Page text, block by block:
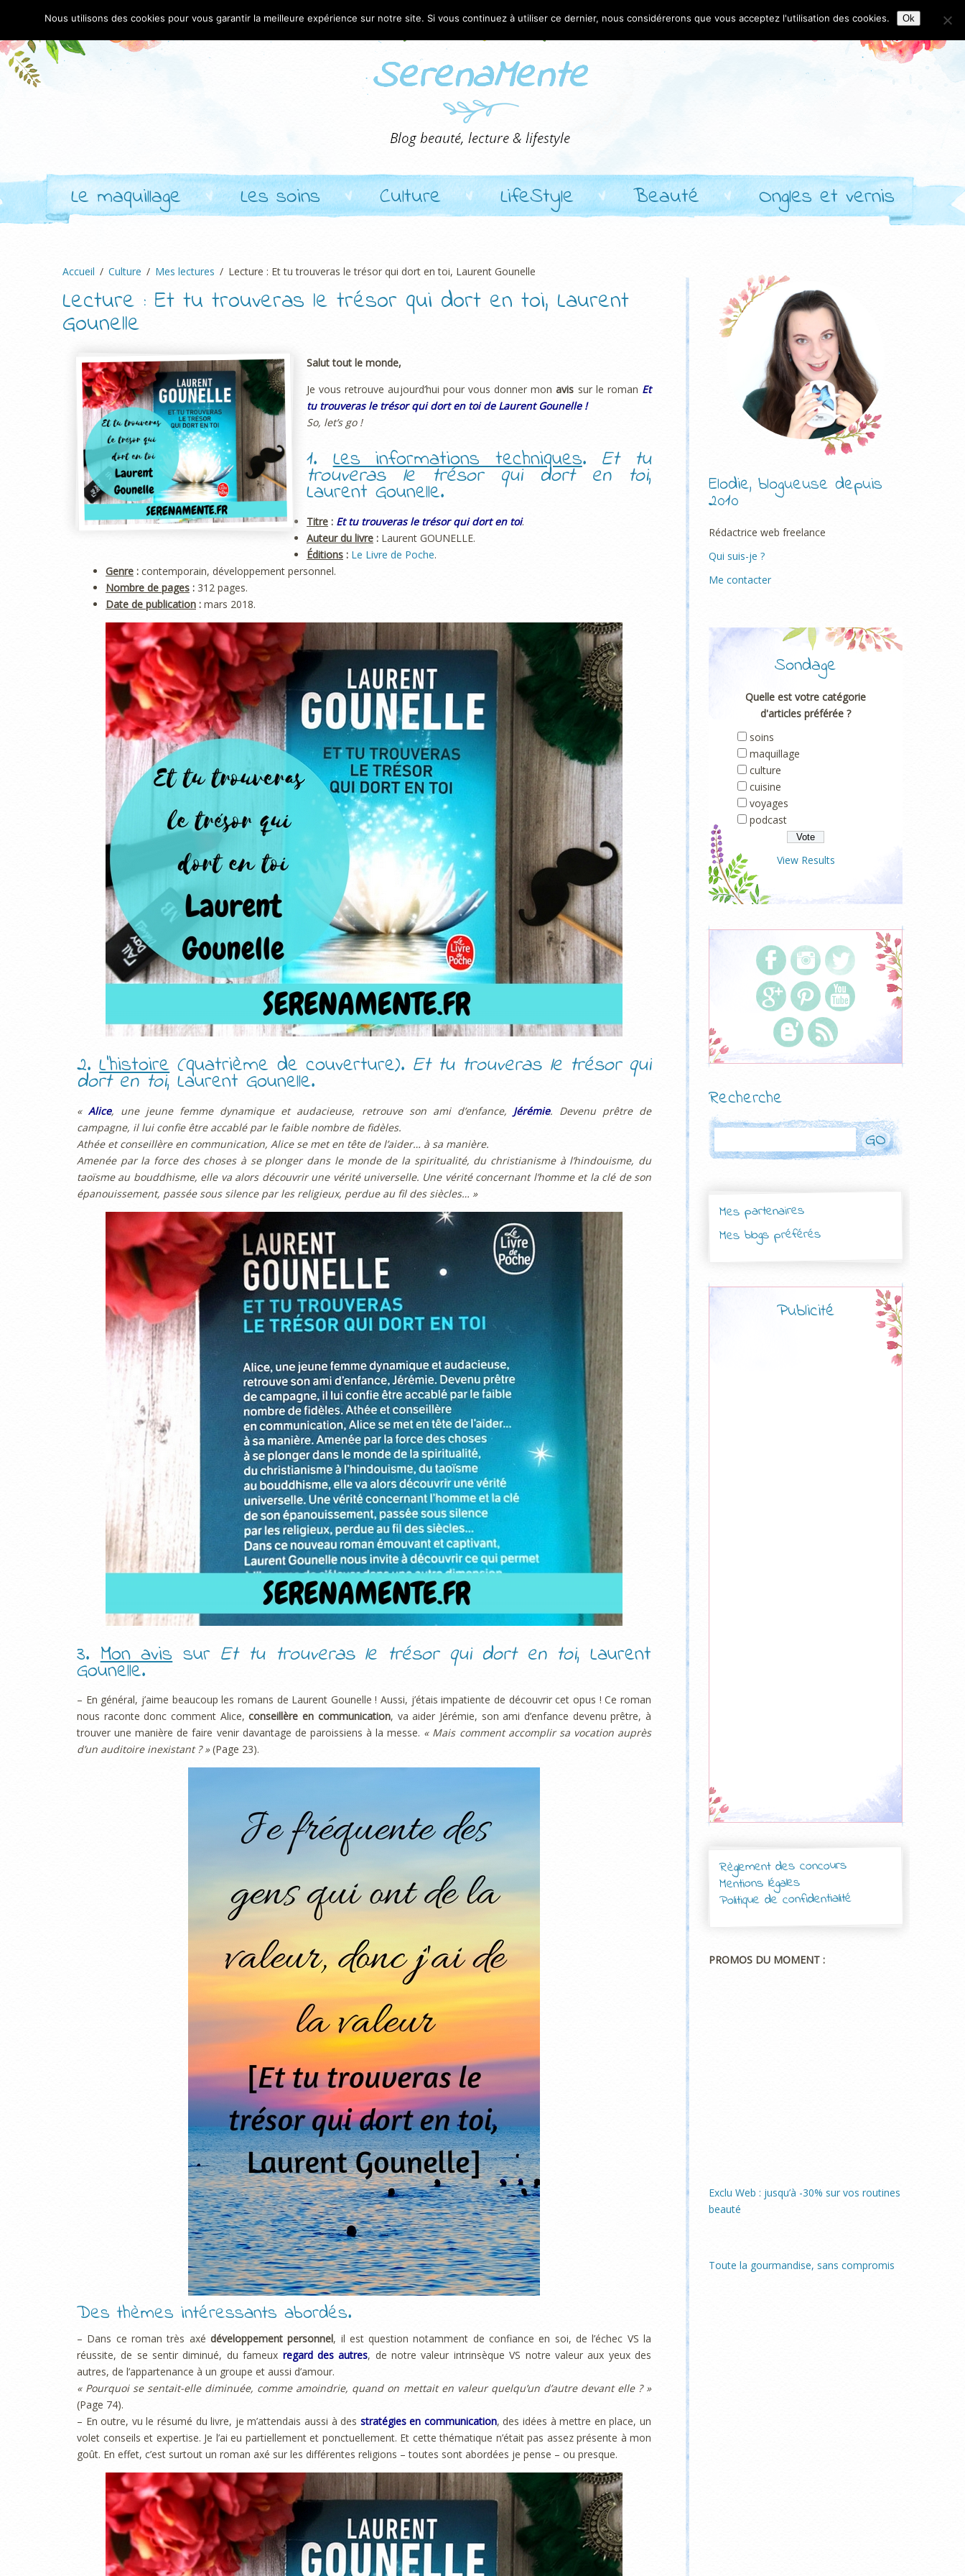
Le maquillage Les soins Culture LifeStyle Beauté Ongles et vernis
Accueil Culture Mes lectures Lecture : Et tu trouveras le trésor qui dort en toi, Laurent Gounelle
Lecture : Et tu trouveras le trésor qui dort en toi, Laurent
Gounelle
Salut tout le monde,
Je vous retrouve aujourd’hui pour vous donner mon avis sur le roman Et
tu trouveras le trésor qui dort en toi de Laurent Gounelle !
So, let’s go !
1.Les informations techniques. Et tu
trouveras le trésor qui dort en toi,
Laurent Gounelle.
Titre : Et tu trouveras le trésor qui dort en toi.
Auteur du livre : Laurent GOUNELLE.
Éditions : Le Livre de Poche.
Genre : contemporain, développement personnel.
Nombre de pages : 312 pages.
Date de publication : mars 2018.
2.L’histoire(quatrième de couverture). Et tu trouveras le trésor qui
dort en toi, Laurent Gounelle.
«Alice, une jeune femme dynamique et audacieuse, retrouve son ami d’enfance, Jérémie. Devenu prêtre de
campagne, il lui confie être accablé par le faible nombre de fidèles.
Athée et conseillère en communication, Alice se met en tête de l’aider… à sa manière.
Amenée par la force des choses à se plonger dans le monde de la spiritualité, du christianisme à l’hindouisme, du
taoïsme au bouddhisme, elle va alors découvrir une vérité universelle. Une vérité concernant l’homme et la clé de son
épanouissement, passée sous silence par les religieux, perdue au fil des siècles… »
3.Mon avissur Et tu trouveras le trésor qui dort en toi, Laurent
Gounelle.
– En général, j’aime beaucoup les romans de Laurent Gounelle ! Aussi, j’étais impatiente de découvrir cet opus ! Ce roman
nous raconte donc comment Alice,conseillère en communication, va aider Jérémie, son ami d’enfance devenu prêtre, à
trouver une manière de faire venir davantage de paroissiens à la messe. « Mais comment accomplir sa vocation auprès
d’un auditoire inexistant ? »(Page 23).
Des thèmes intéressants abordés.
– Dans ce roman très axé développement personnel, il est question notamment de confiance en soi, de l’échec VS la
réussite, de se sentir diminué, du fameux regard des autres, de notre valeur intrinsèque VS notre valeur aux yeux des
autres, de l’appartenance à un groupe et aussi d’amour.
« Pourquoi se sentait-elle diminuée, comme amoindrie, quand on mettait en valeur quelqu’un d’autre devant elle ? »
(Page 74).
– En outre, vu le résumé du livre, je m’attendais aussi à des stratégies en communication, des idées à mettre en place, un
volet conseils et expertise. Je l’ai eu partiellement et ponctuellement. Et cette thématique n’était pas assez présente à mon
goût. En effet, c’est surtout un roman axé sur les différentes religions – toutes sont abordées je pense – ou presque.
Elodie, blogueuse depuis
2010
Rédactrice web freelance
Qui suis-je ?
Me contacter
Sondage
Quelle est votre catégorie
d'articles préférée ?
soins
maquillage
culture
cuisine
voyages
podcast
View Results
Recherche
Mes partenaires
Mes blogs préférés
Publicité
Règlement des concours
Mentions légales
Politique de confidentialité
PROMOS DU MOMENT :
Exclu Web : jusqu’à -30% sur vos routines
beauté
Toute la gourmandise, sans compromis
Nous utilisons des cookies pour vous garantir la meilleure expérience sur notre site. Si vous continuez à utiliser ce dernier, nous considérerons que vous acceptez l'utilisation des cookies. Ok